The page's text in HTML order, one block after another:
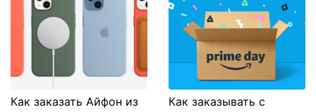
Как заказать Айфон из
Как заказывать с